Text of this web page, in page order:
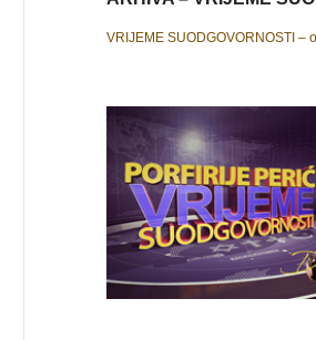
VRIJEME SUODGOVORNOSTI –